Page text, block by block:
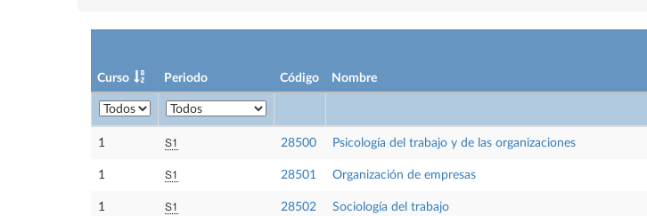
Curso Periodo Código Nombre
1 S1 28500 Psicología del trabajo y de las organizaciones
1 S1 28501 Organización de empresas
1 S1 28502 Sociología del trabajo